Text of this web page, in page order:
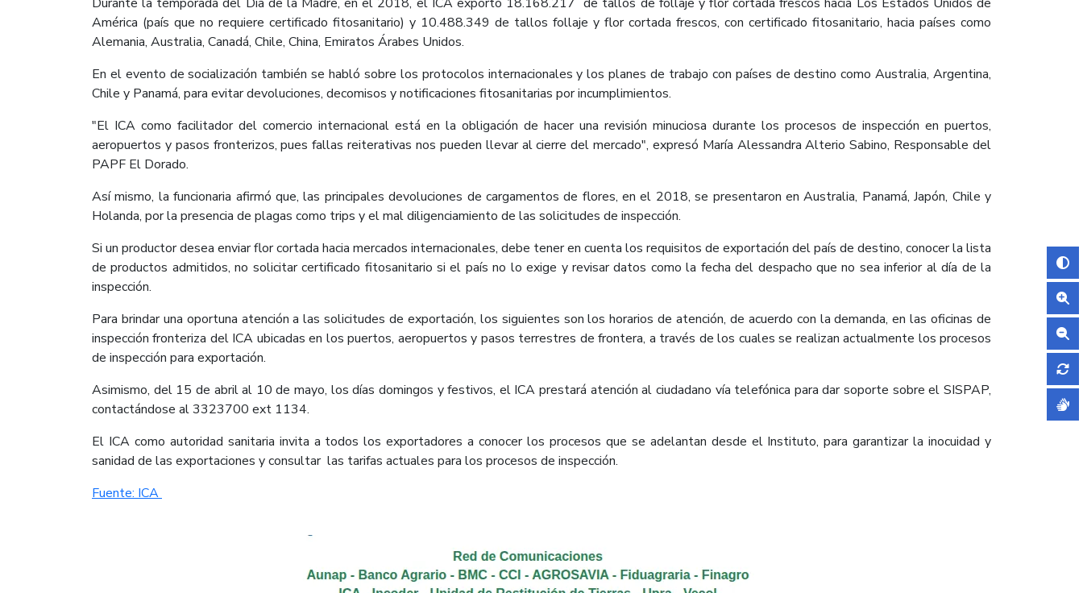
América (país que no requiere certificado fitosanitario) y 10.488.349 de tallos follaje y flor cortada frescos, con certificado fitosanitario, hacia países como
Alemania, Australia, Canadá, Chile, China, Emiratos Árabes Unidos.
En el evento de socialización también se habló sobre los protocolos internacionales y los planes de trabajo con países de destino como Australia, Argentina,
Chile y Panamá, para evitar devoluciones, decomisos y notificaciones fitosanitarias por incumplimientos.
"El ICA como facilitador del comercio internacional está en la obligación de hacer una revisión minuciosa durante los procesos de inspección en puertos,
aeropuertos y pasos fronterizos, pues fallas reiterativas nos pueden llevar al cierre del mercado", expresó María Alessandra Alterio Sabino, Responsable del
PAPF El Dorado.
Así mismo, la funcionaria afirmó que, las principales devoluciones de cargamentos de flores, en el 2018, se presentaron en Australia, Panamá, Japón, Chile y
Holanda, por la presencia de plagas como trips y el mal diligenciamiento de las solicitudes de inspección.
Si un productor desea enviar flor cortada hacia mercados internacionales, debe tener en cuenta los requisitos de exportación del país de destino, conocer la lista
de productos admitidos, no solicitar certificado fitosanitario si el país no lo exige y revisar datos como la fecha del despacho que no sea inferior al día de la
inspección.
Para brindar una oportuna atención a las solicitudes de exportación, los siguientes son los horarios de atención, de acuerdo con la demanda, en las oficinas de
inspección fronteriza del ICA ubicadas en los puertos, aeropuertos y pasos terrestres de frontera, a través de los cuales se realizan actualmente los procesos
de inspección para exportación.
Asimismo, del 15 de abril al 10 de mayo, los días domingos y festivos, el ICA prestará atención al ciudadano vía telefónica para dar soporte sobre el SISPAP,
contactándose al 3323700 ext 1134.
El ICA como autoridad sanitaria invita a todos los exportadores a conocer los procesos que se adelantan desde el Instituto, para garantizar la inocuidad y
sanidad de las exportaciones y consultar las tarifas actuales para los procesos de inspección.
​Fuente: ICA ​